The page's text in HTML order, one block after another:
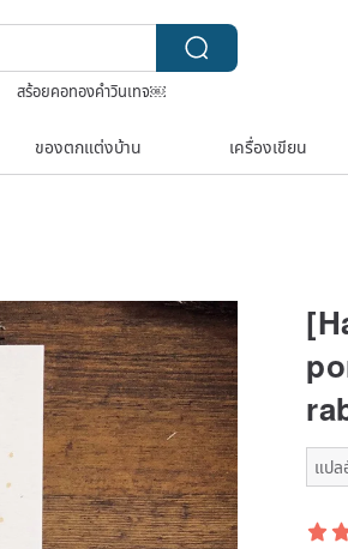
สร้อยคอทองคำวินเทจ￼
ของตกแต่งบ้าน เครื่องเขียน
แปล